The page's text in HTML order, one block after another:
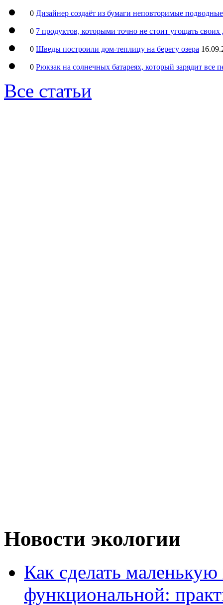
0 Дизайнер создаёт из бумаги неповторимые
0 7 продуктов, которыми точно не стоит угощать
0 Шведы построили дом-теплицу на берегу озера
0 Рюкзак на солнечных батареях, который зарядит все
Все статьи
Новости экологии
Как сделать
функциональной: